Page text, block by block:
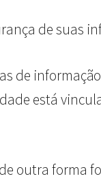
de suas
de
está
outra forma